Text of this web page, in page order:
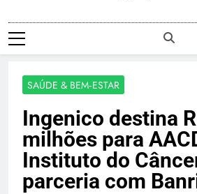
SAÚDE & BEM‑ESTAR
Ingenico destina
milhões para
Instituto do
parceria com